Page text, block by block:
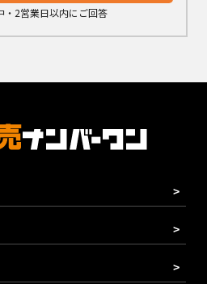
・2営業日以内にご回答